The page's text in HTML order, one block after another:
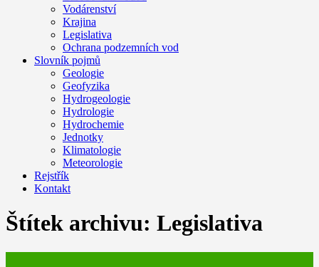
Vodárenství
Krajina
Legislativa
Ochrana podzemních vod
Slovník pojmů
Geologie
Geofyzika
Hydrogeologie
Hydrologie
Hydrochemie
Jednotky
Klimatologie
Meteorologie
Rejstřík
Kontakt
Štítek archivu: Legislativa